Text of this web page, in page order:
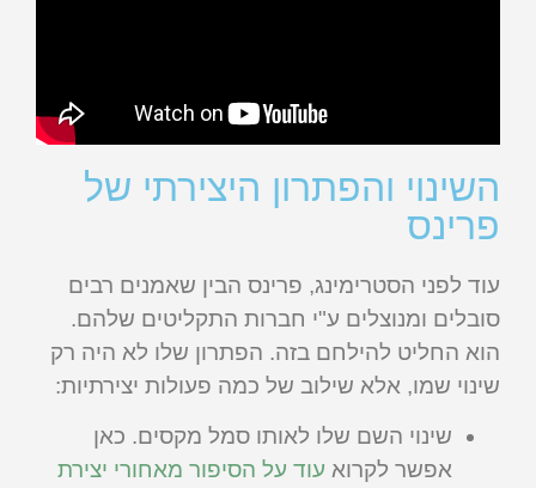
השינוי והפתרון היצירתי של
פרינס
עוד לפני הסטרימינג, פרינס הבין שאמנים רבים
סובלים ומנוצלים ע"י חברות התקליטים שלהם.
הוא החליט להילחם בזה. הפתרון שלו לא היה רק
שינוי שמו, אלא שילוב של כמה פעולות יצירתיות:
שינוי השם שלו לאותו סמל מקסים. כאן
אפשר לקרוא עוד על הסיפור מאחורי יצירת